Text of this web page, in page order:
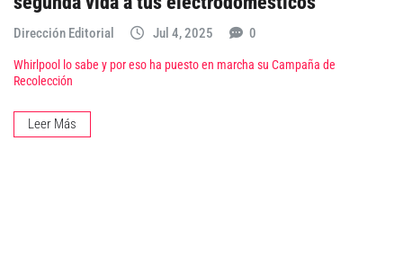
Dirección Editorial Jul 4, 2025 0
Whirlpool lo sabe y por eso ha puesto en marcha su Campaña de
Recolección
Leer Más